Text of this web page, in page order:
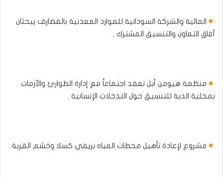
المالية والشركة السودانية للموارد المعدنية بالقضارف يبحثان
آفاق التعاون والتنسيق المشترك .
منظمة هيومن أبل تعقد اجتماعاً مع إدارة الطوارئ والأزمات
بمحلية الدبة للتنسيق حول التدخلات الإنسانية .
مشروع لإعادة تأهيل محطات المياه بريفي كسلا وخشم القربة .